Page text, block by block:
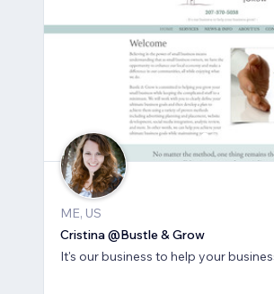
ME, US
Cristina @Bustle & Grow
It's our business to help your